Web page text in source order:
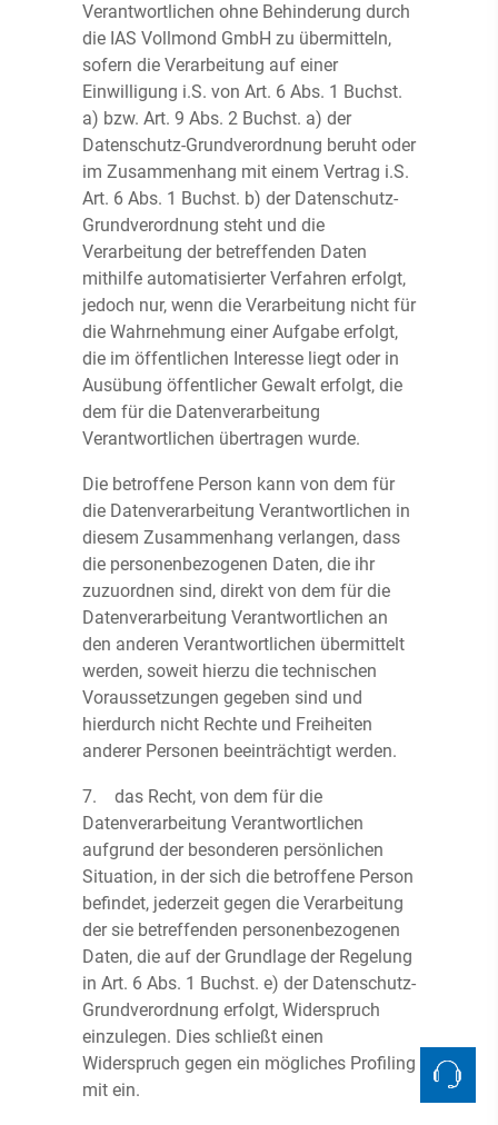
Verantwortlichen ohne Behinderung durch
die IAS Vollmond GmbH zu übermitteln,
sofern die Verarbeitung auf einer
Einwilligung i.S. von Art. 6 Abs. 1 Buchst.
a) bzw. Art. 9 Abs. 2 Buchst. a) der
Datenschutz-Grundverordnung beruht oder
im Zusammenhang mit einem Vertrag i.S.
Art. 6 Abs. 1 Buchst. b) der Datenschutz-
Grundverordnung steht und die
Verarbeitung der betreffenden Daten
mithilfe automatisierter Verfahren erfolgt,
jedoch nur, wenn die Verarbeitung nicht für
die Wahrnehmung einer Aufgabe erfolgt,
die im öffentlichen Interesse liegt oder in
Ausübung öffentlicher Gewalt erfolgt, die
dem für die Datenverarbeitung
Verantwortlichen übertragen wurde.
Die betroffene Person kann von dem für
die Datenverarbeitung Verantwortlichen in
diesem Zusammenhang verlangen, dass
die personenbezogenen Daten, die ihr
zuzuordnen sind, direkt von dem für die
Datenverarbeitung Verantwortlichen an
den anderen Verantwortlichen übermittelt
werden, soweit hierzu die technischen
Voraussetzungen gegeben sind und
hierdurch nicht Rechte und Freiheiten
anderer Personen beeinträchtigt werden.
7. das Recht, von dem für die
Datenverarbeitung Verantwortlichen
aufgrund der besonderen persönlichen
Situation, in der sich die betroffene Person
befindet, jederzeit gegen die Verarbeitung
der sie betreffenden personenbezogenen
Daten, die auf der Grundlage der Regelung
in Art. 6 Abs. 1 Buchst. e) der Datenschutz-
Grundverordnung erfolgt, Widerspruch
einzulegen. Dies schließt einen
Widerspruch gegen ein mögliches Profiling
mit ein.